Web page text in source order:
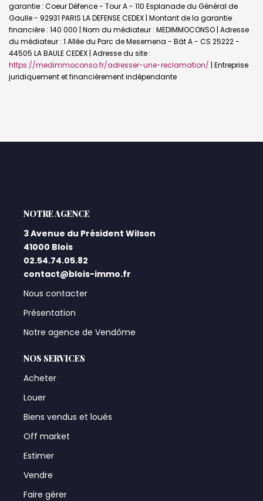
garantie : Coeur Défence - Tour A - 110 Esplanade du Général de
Gaulle - 92931 PARIS LA DEFENSE CEDEX | Montant de la garantie
financière : 140 000 | Nom du médiateur : MEDIMMOCONSO | Adresse
du médiateur : 1 Allée du Parc de Mesemena - Bât A - CS 25222 -
44505 LA BAULE CEDEX | Adresse du site :
https://medimmoconso.fr/adresser-une-reclamation/ | Entreprise
juridiquement et financièrement indépendante
L'AGENCE
3 Avenue du Président Wilson
41000 Blois
02.54.74.05.82
contact@blois-immo.fr
Nous contacter
Présentation
Notre agence de Vendôme
NOS SERVICES
Acheter
Louer
Biens vendus et loués
Off market
Estimer
Vendre
Faire gérer